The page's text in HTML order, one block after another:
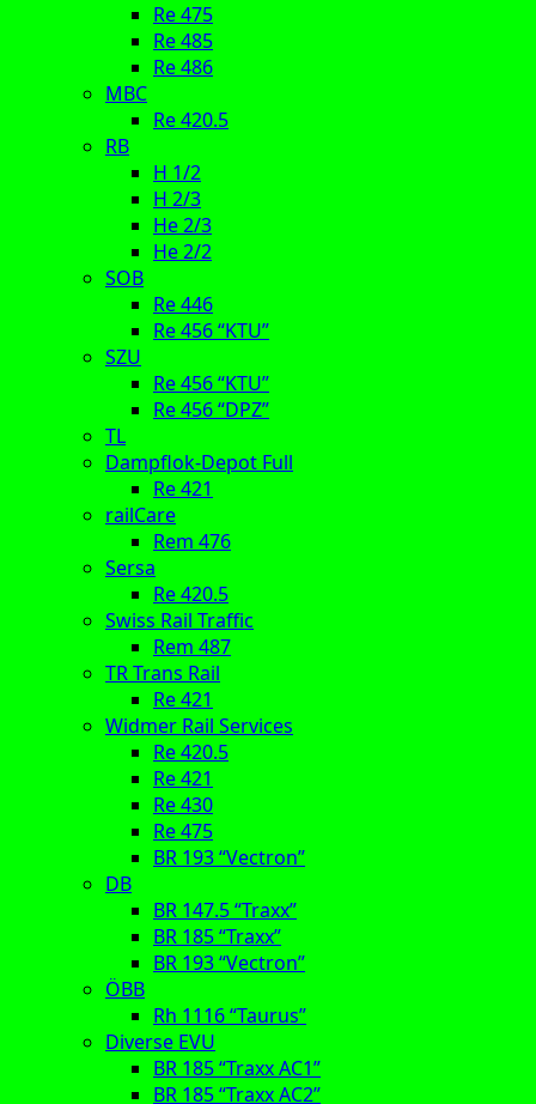
Re 475
Re 485
Re 486
MBC
Re 420.5
RB
H 1/2
H 2/3
He 2/3
He 2/2
SOB
Re 446
Re 456 “KTU”
SZU
Re 456 “KTU”
Re 456 “DPZ”
TL
Dampflok-Depot Full
Re 421
railCare
Rem 476
Sersa
Re 420.5
Swiss Rail Traffic
Rem 487
TR Trans Rail
Re 421
Widmer Rail Services
Re 420.5
Re 421
Re 430
Re 475
BR 193 “Vectron”
DB
BR 147.5 “Traxx”
BR 185 “Traxx”
BR 193 “Vectron”
ÖBB
Rh 1116 “Taurus”
Diverse EVU
BR 185 “Traxx AC1”
BR 185 “Traxx AC2”